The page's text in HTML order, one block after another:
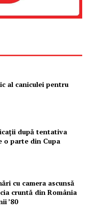
al caniculei pentru
după tentativa
o parte din Cupa
cu camera ascunsă
cruntă din România
’80